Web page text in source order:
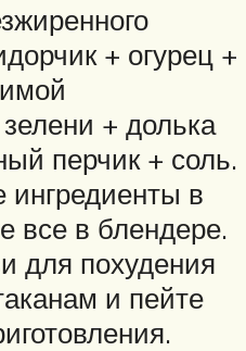
+ огурец +
+ долька
перчик + соль.
ингредиенты в
все в блендере.
для похудения
и пейте